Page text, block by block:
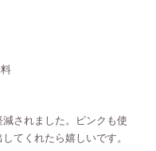
されました。ピンクも使
てくれたら嬉しいです。